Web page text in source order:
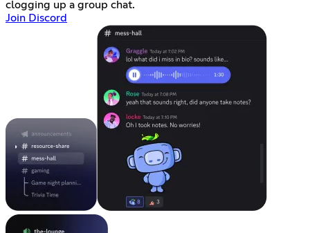
clogging up a group chat.
Join Discord